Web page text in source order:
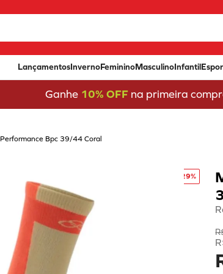
LançamentosInvernoFemininoMasculinoInfantil
Ganhe 10% OFFna primeira
Bpc 39/44 Coral
29%